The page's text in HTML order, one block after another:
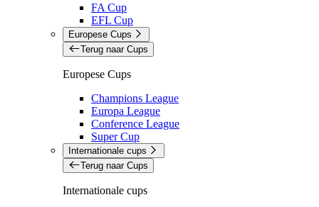
FA Cup
EFL Cup
Europese Cups
Terug naar Cups
Europese Cups
Champions League
Europa League
Conference League
Super Cup
Internationale cups
Terug naar Cups
Internationale cups